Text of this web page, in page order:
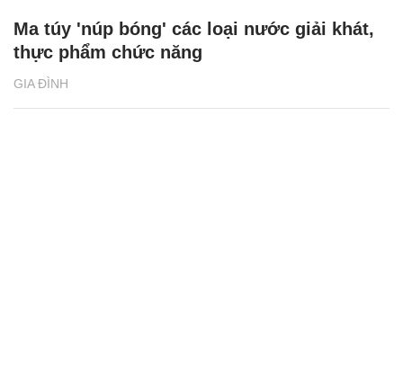
GIA ĐÌNH
Ma túy 'núp bóng' các loại nước giải khát,
thực phẩm chức năng